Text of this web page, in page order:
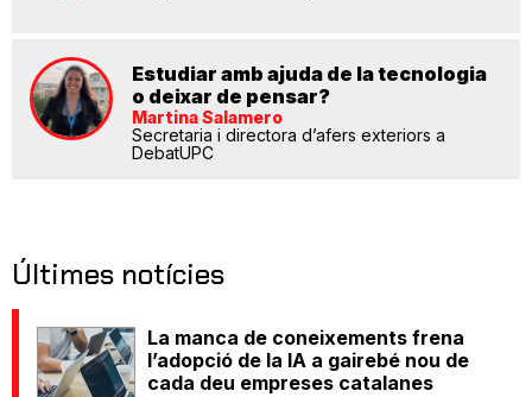
Estudiar amb ajuda de la tecnologia
o deixar de pensar?
Martina Salamero
Secretaria i directora d’afers exteriors a
DebatUPC
Últimes notícies
La manca de coneixements frena
l’adopció de la IA a gairebé nou de
cada deu empreses catalanes